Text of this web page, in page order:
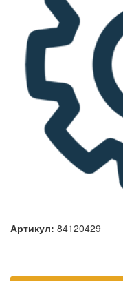
Артикул: 84120429